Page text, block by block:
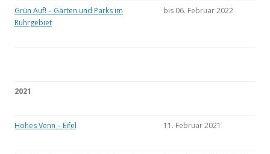
Grün Auf! – Gärten und Parks im
Ruhrgebiet
bis 06. Februar 2022
2021
Hohes Venn – Eifel 11. Februar 2021